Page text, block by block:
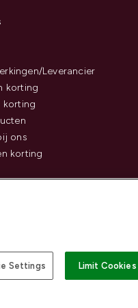
Leverancier
korting
korting
ons
korting
Settings Limit Cookies